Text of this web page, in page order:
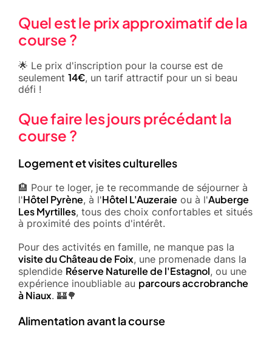
Quel est le prix approximatif de la
course ?
🌟 Le prix d'inscription pour la course est de
seulement 14€, un tarif attractif pour un si beau
défi !
Que faire les jours précédant la
course ?
Logement et visites culturelles
🏨 Pour te loger, je te recommande de séjourner à
l'Hôtel Pyrène, à l'Hôtel L'Auzeraie ou à l'Auberge
Les Myrtilles, tous des choix confortables et situés
à proximité des points d'intérêt.
Pour des activités en famille, ne manque pas la
visite du Château de Foix, une promenade dans la
splendide Réserve Naturelle de l'Estagnol, ou une
expérience inoubliable au parcours accrobranche
à Niaux. 🏰🌳
Alimentation avant la course